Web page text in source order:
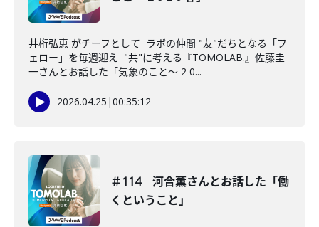
井桁弘恵 がチーフとして ラボの仲間 "友"だちとなる「フ
ェロー」を毎週迎え "共"に考える『TOMOLAB.』佐藤圭
一さんとお話した「気象のこと〜 2 0...
2026.04.25 |00:35:12
＃114 河合薫さんとお話した「働
くということ」